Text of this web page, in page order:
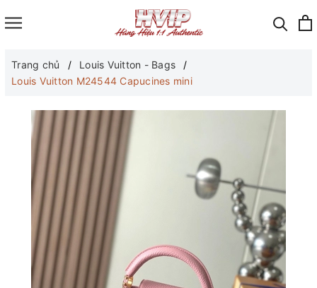
Trang chủ
Louis Vuitton - Bags
Louis Vuitton M24544 Capucines mini